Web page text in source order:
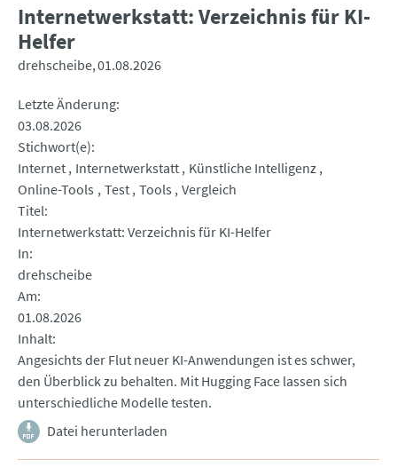
Internetwerkstatt: Verzeichnis für KI-
Helfer
drehscheibe 01.08.2026
Letzte Änderung
03.08.2026
Stichwort(e)
Internet Internetwerkstatt Künstliche Intelligenz
Online-Tools
Test Tools Vergleich
Titel
Internetwerkstatt: Verzeichnis für KI-Helfer
In
drehscheibe
Am
01.08.2026
Inhalt
Angesichts der Flut neuer KI-Anwendungen ist es schwer,
den Überblick zu behalten. Mit Hugging Face lassen sich
unterschiedliche Modelle testen.
Datei herunterladen